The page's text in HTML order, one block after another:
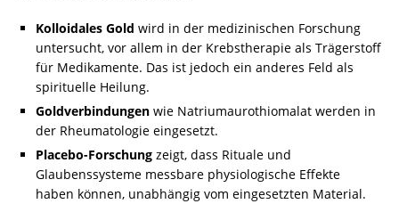
Kolloidales Gold wird in der medizinischen Forschung
untersucht, vor allem in der Krebstherapie als Trägerstoff
für Medikamente. Das ist jedoch ein anderes Feld als
spirituelle Heilung.
Goldverbindungen wie Natriumaurothiomalat werden in
der Rheumatologie eingesetzt.
Placebo-Forschung zeigt, dass Rituale und
Glaubenssysteme messbare physiologische Effekte
haben können, unabhängig vom eingesetzten Material.